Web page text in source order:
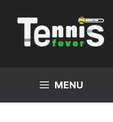
MENU